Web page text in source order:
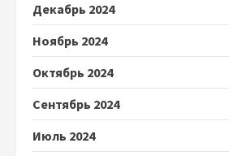
Декабрь 2024
Ноябрь 2024
Октябрь 2024
Сентябрь 2024
Июль 2024